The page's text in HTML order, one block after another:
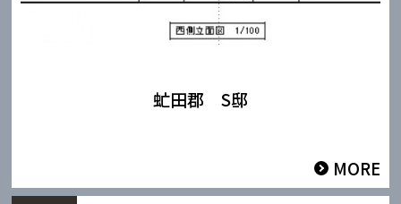
虻田郡 S邸
MORE